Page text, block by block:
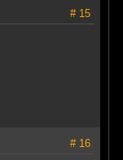
# 15
# 16